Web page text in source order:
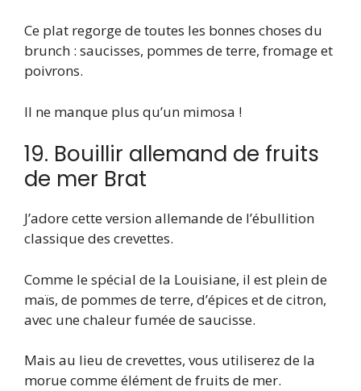
Ce plat regorge de toutes les bonnes choses du
brunch : saucisses, pommes de terre, fromage et
poivrons.
Il ne manque plus qu’un mimosa !
19. Bouillir allemand de fruits
de mer Brat
J’adore cette version allemande de l’ébullition
classique des crevettes.
Comme le spécial de la Louisiane, il est plein de
maïs, de pommes de terre, d’épices et de citron,
avec une chaleur fumée de saucisse.
Mais au lieu de crevettes, vous utiliserez de la
morue comme élément de fruits de mer.